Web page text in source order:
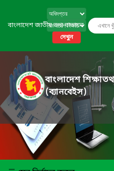
বাংলাদেশ জাতীয় তথ্য বাতায়ন
দেখুন
বাংলাদেশ
(ব্যানবেইস)